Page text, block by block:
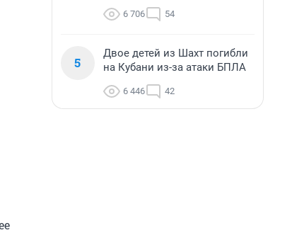
6 706 54
5
Двое детей из Шахт погибли
на Кубани из-за атаки БПЛА
6 446 42